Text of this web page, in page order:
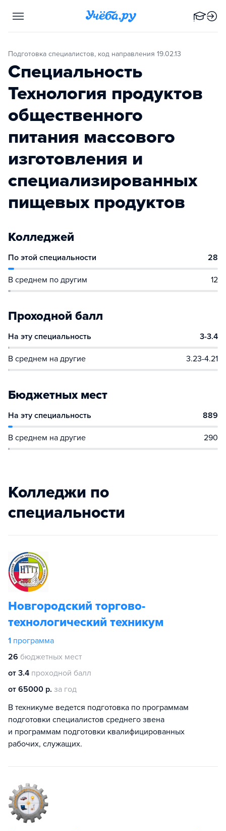
Подготовка специалистов, код направления 19.02.13
Специальность
Технология продуктов
общественного
питания массового
изготовления и
специализированных
пищевых продуктов
Колледжей
По этой специальности 28
В среднем по другим 12
Проходной балл
На эту специальность 3-3.4
В среднем на другие 3.23-4.21
Бюджетных мест
На эту специальность 889
В среднем на другие 290
Колледжи по
специальности
Новгородский торгово-
технологический техникум
1 программа
26 бюджетных мест
от 3.4 проходной балл
от 65000 р. за год
В техникуме ведется подготовка по программам
подготовки специалистов среднего звена
и программам подготовки квалифицированных
рабочих, служащих.